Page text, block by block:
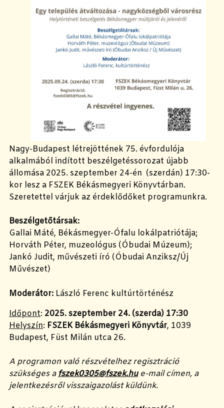
Nagy-Budapest létrejöttének 75. évfordulója
alkalmából indított beszélgetéssorozat újabb
állomása 2025. szeptember 24-én (szerdán) 17:30-
kor lesz a FSZEK Békásmegyeri Könyvtárban.
Szeretettel várjuk az érdeklődőket programunkra.
Beszélgetőtársak:
Gallai Máté, Békásmegyer-Ófalu lokálpatriótája;
Horváth Péter, muzeológus (Óbudai Múzeum);
Jankó Judit, művészeti író (Óbudai Anziksz/Új
Művészet)
Moderátor: László Ferenc kultúrtörténész
Időpont: 2025. szeptember 24. (szerda) 17:30
Helyszín: FSZEK Békásmegyeri Könyvtár, 1039
Budapest, Füst Milán utca 26.
A programon való részvételhez regisztráció
szükséges a fszek0305@fszek.hue-mail címen, a
jelentkezésről visszaigazolást küldünk.